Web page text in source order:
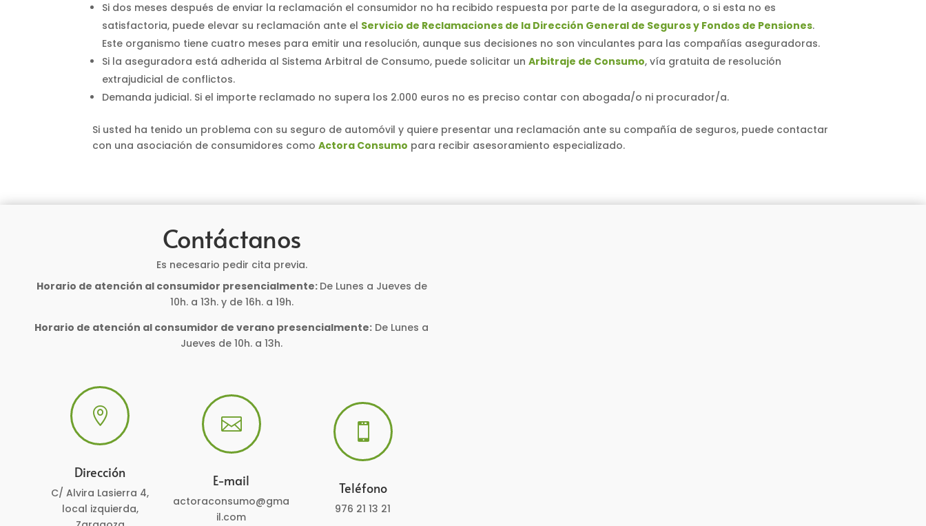
Si dos meses después de enviar la reclamación el consumidor no ha recibido respuesta por parte de la aseguradora, o si esta no es
satisfactoria, puede elevar su reclamación ante el Servicio de Reclamaciones de la Dirección General de Seguros y Fondos de Pensiones.
Este organismo tiene cuatro meses para emitir una resolución, aunque sus decisiones no son vinculantes para las compañías aseguradoras.
Si la aseguradora está adherida al Sistema Arbitral de Consumo, puede solicitar unArbitraje de Consumo, vía gratuita de resolución
extrajudicial de conflictos.
Demanda judicial. Si el importe reclamado no supera los 2.000 euros no es preciso contar con abogada/o ni procurador/a.
Si usted ha tenido un problema con su seguro de automóvil y quiere presentar una reclamación ante su compañía de seguros, puede contactar
con una asociación de consumidores comoActora Consumo para recibir asesoramiento especializado.
Contáctanos
Es necesario pedir cita previa.
Horario de atención al consumidor presencialmente: De Lunes a Jueves de
10h. a 13h. y de 16h. a 19h.
Horario de atención al consumidor de verano presencialmente: De Lunes a
Jueves de 10h. a 13h.

Dirección
C/ Alvira Lasierra 4,
local izquierda,

E-mail
actoraconsumo@gma
il.com

Teléfono
976 21 13 21